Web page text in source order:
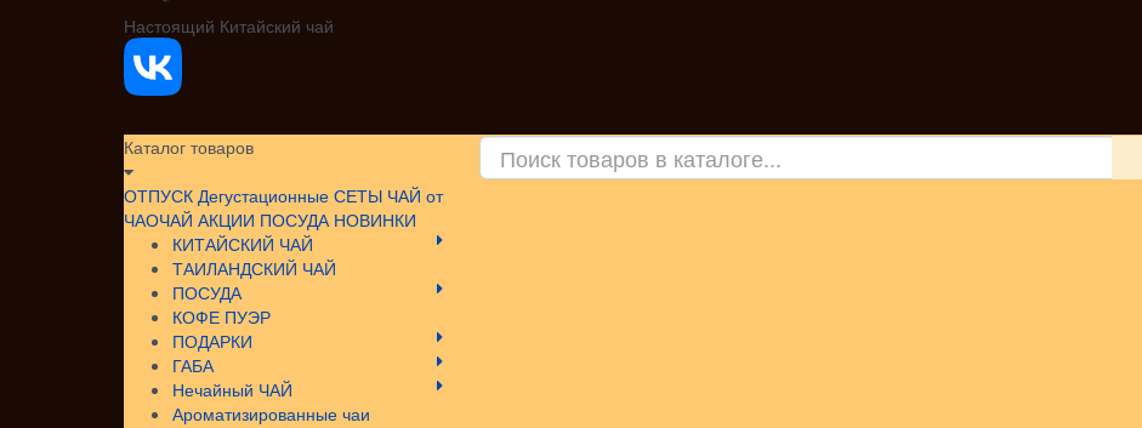
Настоящий Китайский чай
Каталог товаров
ОТПУСК Дегустационные СЕТЫ ЧАЙ от
ЧАОЧАЙ АКЦИИ ПОСУДА НОВИНКИ
КИТАЙСКИЙ ЧАЙ
ТАИЛАНДСКИЙ ЧАЙ
ПОСУДА
КОФЕ ПУЭР
ПОДАРКИ
ГАБА
Нечайный ЧАЙ
Ароматизированные чаи